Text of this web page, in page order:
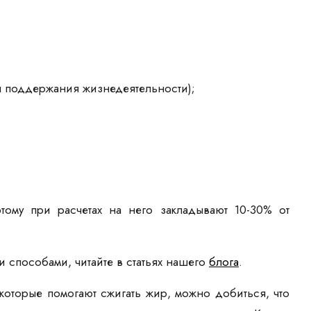
жизнедеятельности);
при расчетах на него закладывают 10-30% от
читайте в статьях нашего блога.
помогают сжигать жир, можно добиться, что